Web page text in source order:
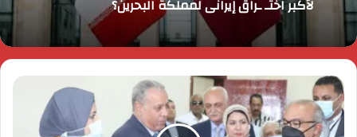
الأعمال